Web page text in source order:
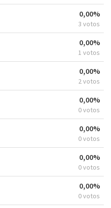
0,00%
3 votos
0,00%
1 votos
0,00%
2 votos
0,00%
0 votos
0,00%
0 votos
0,00%
0 votos
0,00%
0 votos